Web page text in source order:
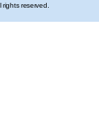
reserved.